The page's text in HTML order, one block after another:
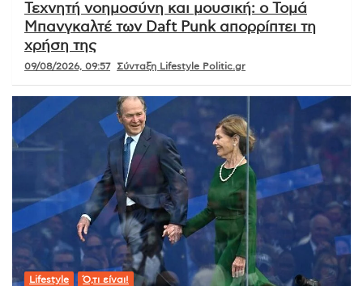
Τεχνητή νοημοσύνη και μουσική: ο Τομά
Μπανγκαλτέ των Daft Punk απορρίπτει τη
χρήση της
09/08/2026, 09:57 Σύνταξη Lifestyle Politic.gr
Lifestyle Ό,τι είναι!